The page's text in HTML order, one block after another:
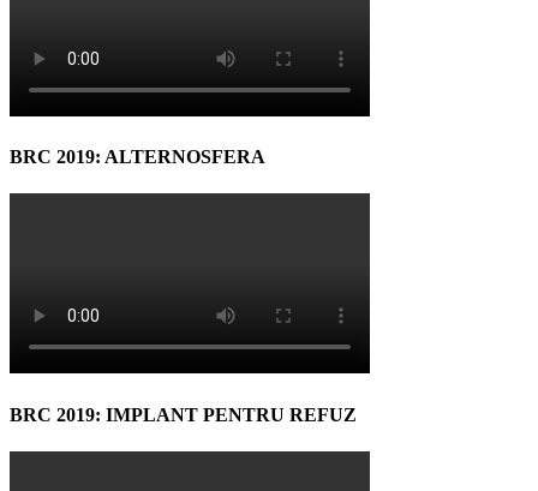
BRC 2019: ALTERNOSFERA
BRC 2019: IMPLANT PENTRU REFUZ